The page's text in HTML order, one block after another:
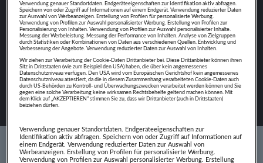
Verwendung genauer Standortdaten. Endgeräteeigenschaften zur Identifikation aktiv abfragen.
Speichern von oder Zugriff auf Informationen auf einem Endgerät. Verwendung reduzierter Daten
zur Auswahl von Werbeanzeigen. Erstellung von Profilen für personalisierte Werbung.
Verwendung von Profilen zur Auswahl personalisierter Werbung. Erstellung von Profilen zur
Personalisierung von Inhalten. Verwendung von Profilen zur Auswahl personalisierter Inhalte.
Messung der Werbeleistung. Messung der Performance von Inhalten. Analyse von Zielgruppen
durch Statistiken oder Kombinationen von Daten aus verschiedenen Quellen. Entwicklung und
Verbesserung der Angebote. Verwendung reduzierter Daten zur Auswahl von Inhalten.
Wir ziehen zur Verarbeitung der Cookie-Daten Drittanbieter bei. Diese Drittanbieter können ihren
Sitz in Drittstaaten (wie zum Beispiel den USA) haben, die über kein angemessenes
Datenschutzniveau verfügen. Den USA wird vom Europäischen Gerichtshof kein angemessenes
Datenschutzniveau attestiert, da die in diesem Zusammenhang verarbeiteten Cookie-Daten auch
durch US-Behörden zu Kontroll- und Überwachungszwecken verarbeitet werden können und Sie
gegen eine solche Verarbeitung keine wirksamen Rechtsbehelfe geltend machen können. Mit
dem Klick auf „AKZEPTIEREN“ stimmen Sie zu, dass wir Drittanbieter (auch in Drittstaaten)
beiziehen dürfen.
Verwendung genauer Standortdaten. Endgeräteeigenschaften zur
Identifikation aktiv abfragen. Speichern von oder Zugriff auf Informationen auf
einem Endgerät. Verwendung reduzierter Daten zur Auswahl von
Werbeanzeigen. Erstellung von Profilen für personalisierte Werbung.
Verwendung von Profilen zur Auswahl personalisierter Werbung. Erstellung